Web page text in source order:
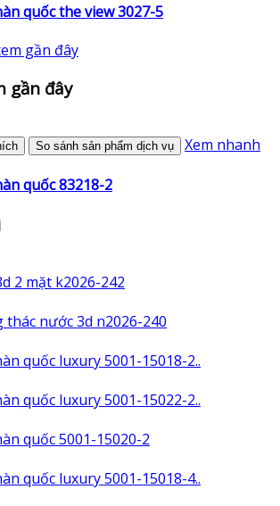
quốc the view 3027-5
gần đây
gần đây
So sánh sản phẩm dịch vụ Xem nhanh
quốc 83218-2
2 mặt k2026-242
nước 3d n2026-240
quốc luxury 5001-15018-2..
quốc luxury 5001-15022-2..
quốc 5001-15020-2
quốc luxury 5001-15018-4..